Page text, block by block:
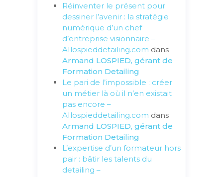
Réinventer le présent pour
dessiner l’avenir : la stratégie
numérique d’un chef
d’entreprise visionnaire –
AIlospieddetailing.com dans
Armand LOSPIED, gérant de
Formation Detailing
Le pari de l’impossible : créer
un métier là où il n’en existait
pas encore –
AIlospieddetailing.com dans
Armand LOSPIED, gérant de
Formation Detailing
L’expertise d’un formateur hors
pair : bâtir les talents du
detailing –